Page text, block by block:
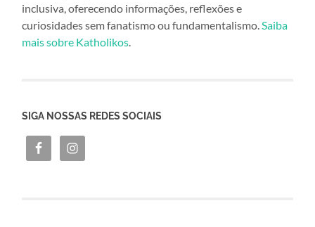
inclusiva, oferecendo informações, reflexões e
curiosidades sem fanatismo ou fundamentalismo. Saiba
mais sobre Katholikos
SIGA NOSSAS REDES SOCIAIS